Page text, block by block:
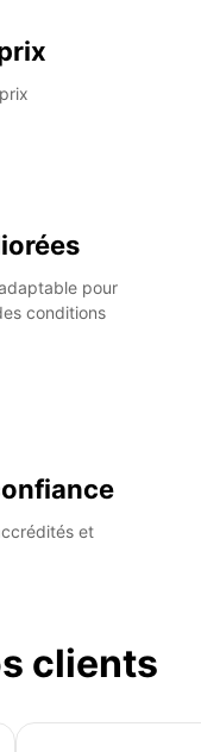
pour
conditions
et
clients